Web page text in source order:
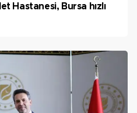
Hastanesi, Bursa hızlı